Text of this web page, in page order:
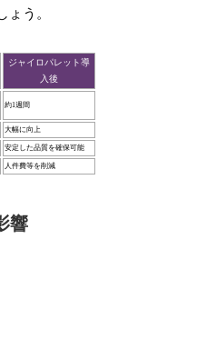
ょう。
ジャイロパレット導
入後
約1週間
大幅に向上
安定した品質を確保可能
人件費等を削減
響